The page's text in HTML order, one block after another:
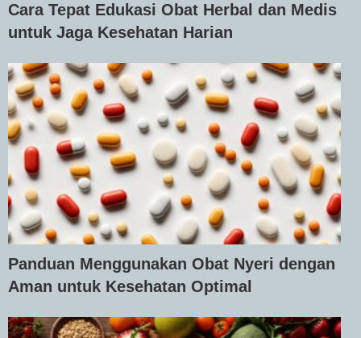
Cara Tepat Edukasi Obat Herbal dan Medis
untuk Jaga Kesehatan Harian
Panduan Menggunakan Obat Nyeri dengan
Aman untuk Kesehatan Optimal